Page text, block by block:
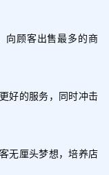
向顾客出售最多的商
好的服务，同时冲击
无厘头梦想，培养店